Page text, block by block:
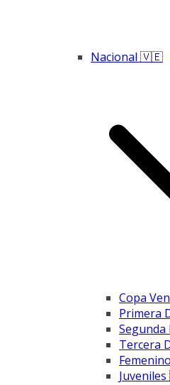
Nacional 🇻🇪
Copa
Primera
Tercera